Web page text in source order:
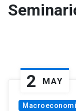
2 MAY